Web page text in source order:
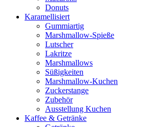
Donuts
Karamellisiert
Gummiartig
Marshmallow-Spieße
Lutscher
Lakritze
Marshmallows
Süßigkeiten
Marshmallow-Kuchen
Zuckerstange
Zubehör
Ausstellung Kuchen
Kaffee & Getränke